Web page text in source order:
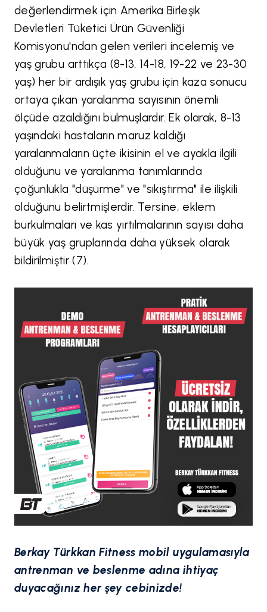
değerlendirmek için Amerika Birleşik
Devletleri Tüketici Ürün Güvenliği
Komisyonu'ndan gelen verileri incelemiş ve
yaş grubu arttıkça (8-13, 14-18, 19-22 ve 23-30
yaş) her bir ardışık yaş grubu için kaza sonucu
ortaya çıkan yaralanma sayısının önemli
ölçüde azaldığını bulmuşlardır. Ek olarak, 8-13
yaşındaki hastaların maruz kaldığı
yaralanmaların üçte ikisinin el ve ayakla ilgili
olduğunu ve yaralanma tanımlarında
çoğunlukla "düşürme" ve "sıkıştırma" ile ilişkili
olduğunu belirtmişlerdir. Tersine, eklem
burkulmaları ve kas yırtılmalarının sayısı daha
büyük yaş gruplarında daha yüksek olarak
bildirilmiştir (7).
Berkay Türkkan Fitness mobil uygulamasıyla
antrenman ve beslenme adına ihtiyaç
duyacağınız her şey cebinizde!